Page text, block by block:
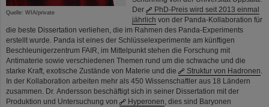
Quelle: WIA/private
Der
PhD-Preis wird seit 2013 einmal
jährlich von der Panda-Kollaboration für
die beste Dissertation verliehen, die im Rahmen des Panda-Experiments
erstellt wurde. Panda ist eines der Schlüsselexperimente am künftigen
Beschleunigerzentrum FAIR, im Mittelpunkt stehen die Forschung mit
Antimaterie sowie verschiedenen Themen rund um die schwache und die
starke Kraft, exotische Zustände von Materie und die
Struktur von Hadronen.
In der Kollaboration arbeiten mehr als 450 Wissenschaftler aus 18 Ländern
zusammen. Dr. Andersson beschäftigt sich in seiner Dissertation mit der
Produktion und Untersuchung von
Hyperonen, dies sind Baryonen